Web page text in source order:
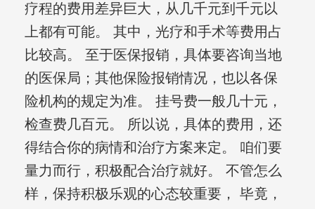
疗程的费用差异巨大，从几千元到千元以
上都有可能。 其中，光疗和手术等费用占
比较高。 至于医保报销，具体要咨询当地
的医保局；其他保险报销情况，也以各保
险机构的规定为准。 挂号费一般几十元，
检查费几百元。 所以说，具体的费用，还
得结合你的病情和治疗方案来定。 咱们要
量力而行，积极配合治疗就好。 不管怎么
样，保持积极乐观的心态较重要， 毕竟，